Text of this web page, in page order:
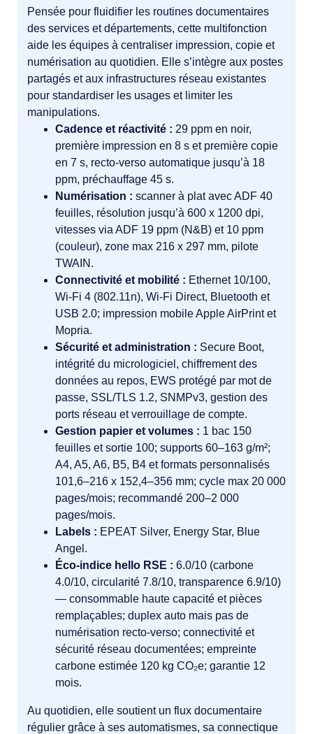
Pensée pour fluidifier les routines documentaires
des services et départements, cette multifonction
aide les équipes à centraliser impression, copie et
numérisation au quotidien. Elle s’intègre aux postes
partagés et aux infrastructures réseau existantes
pour standardiser les usages et limiter les
manipulations.
Cadence et réactivité : 29 ppm en noir,
première impression en 8 s et première copie
en 7 s, recto‑verso automatique jusqu’à 18
ppm, préchauffage 45 s.
Numérisation : scanner à plat avec ADF 40
feuilles, résolution jusqu’à 600 x 1200 dpi,
vitesses via ADF 19 ppm (N&B) et 10 ppm
(couleur), zone max 216 x 297 mm, pilote
TWAIN.
Connectivité et mobilité : Ethernet 10/100,
Wi‑Fi 4 (802.11n), Wi‑Fi Direct, Bluetooth et
USB 2.0; impression mobile Apple AirPrint et
Mopria.
Sécurité et administration : Secure Boot,
intégrité du micrologiciel, chiffrement des
données au repos, EWS protégé par mot de
passe, SSL/TLS 1.2, SNMPv3, gestion des
ports réseau et verrouillage de compte.
Gestion papier et volumes : 1 bac 150
feuilles et sortie 100; supports 60–163 g/m²;
A4, A5, A6, B5, B4 et formats personnalisés
101,6–216 x 152,4–356 mm; cycle max 20 000
pages/mois; recommandé 200–2 000
pages/mois.
Labels : EPEAT Silver, Energy Star, Blue
Angel.
Éco-indice hello RSE : 6.0/10 (carbone
4.0/10, circularité 7.8/10, transparence 6.9/10)
— consommable haute capacité et pièces
remplaçables; duplex auto mais pas de
numérisation recto‑verso; connectivité et
sécurité réseau documentées; empreinte
carbone estimée 120 kg CO₂e; garantie 12
mois.
Au quotidien, elle soutient un flux documentaire
régulier grâce à ses automatismes, sa connectique